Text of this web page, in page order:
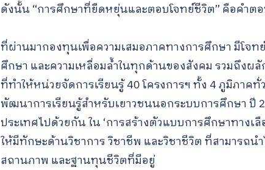
ดังนั้น “การศึกษาที่ยืดหยุ่นและตอบโจทย์ชีวิต” คือคำต
ที่ผ่านมากองทุนเพื่อความเสมอภาคทางการศึกษา มีโ
ศึกษา และความเหลื่อมล้ำในทุกด้านของสังคม รวมถึง
ที่ทำให้หน่วยจัดการเรียนรู้ 40 โครงการฯ ทั้ง 4 ภูมิภาค
พัฒนาการเรียนรู้สำหรับเยาวชนนอกระบบการศึกษา ปี
ประเทศไปด้วยกัน ใน ‘การสร้างตัวแบบการศึกษาทาง
ให้มีทักษะด้านวิชาการ วิชาชีพ และวิชาชีวิต ที่สามารถน
สถานภาพ และฐานทุนชีวิตที่มีอยู่